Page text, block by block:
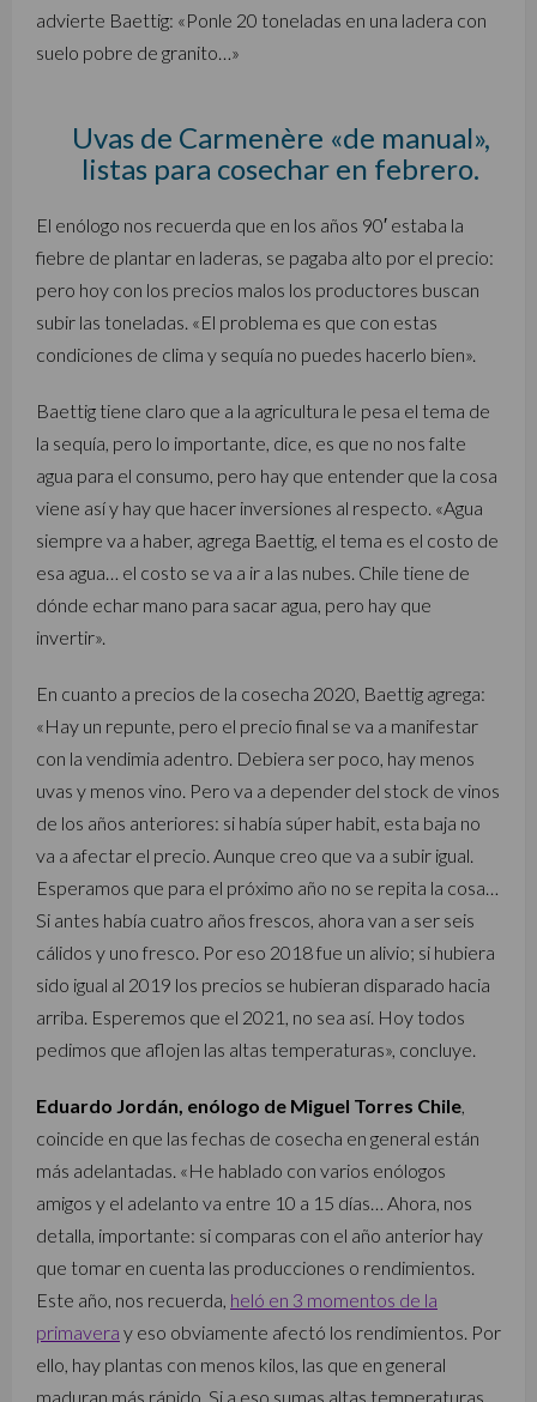
advierte Baettig: «Ponle 20 toneladas en una ladera con
suelo pobre de granito…»
Uvas de Carmenère «de manual»,
listas para cosechar en febrero.
El enólogo nos recuerda que en los años 90′ estaba la
fiebre de plantar en laderas, se pagaba alto por el precio:
pero hoy con los precios malos los productores buscan
subir las toneladas. «El problema es que con estas
condiciones de clima y sequía no puedes hacerlo bien».
Baettig tiene claro que a la agricultura le pesa el tema de
la sequía, pero lo importante, dice, es que no nos falte
agua para el consumo, pero hay que entender que la cosa
viene así y hay que hacer inversiones al respecto. «Agua
siempre va a haber, agrega Baettig, el tema es el costo de
esa agua… el costo se va a ir a las nubes. Chile tiene de
dónde echar mano para sacar agua, pero hay que
invertir».
En cuanto a precios de la cosecha 2020, Baettig agrega:
«Hay un repunte, pero el precio final se va a manifestar
con la vendimia adentro. Debiera ser poco, hay menos
uvas y menos vino. Pero va a depender del stock de vinos
de los años anteriores: si había súper habit, esta baja no
va a afectar el precio. Aunque creo que va a subir igual.
Esperamos que para el próximo año no se repita la cosa…
Si antes había cuatro años frescos, ahora van a ser seis
cálidos y uno fresco. Por eso 2018 fue un alivio; si hubiera
sido igual al 2019 los precios se hubieran disparado hacia
arriba. Esperemos que el 2021, no sea así. Hoy todos
pedimos que aflojen las altas temperaturas», concluye.
Eduardo Jordán, enólogo de Miguel Torres Chile
coincide en que las fechas de cosecha en general están
más adelantadas. «He hablado con varios enólogos
amigos y el adelanto va entre 10 a 15 días… Ahora, nos
detalla, importante: si comparas con el año anterior hay
que tomar en cuenta las producciones o rendimientos.
Este año, nos recuerda, heló en 3 momentos de la
primavera y eso obviamente afectó los rendimientos. Por
ello, hay plantas con menos kilos, las que en general
maduran más rápido. Si a eso sumas altas temperaturas